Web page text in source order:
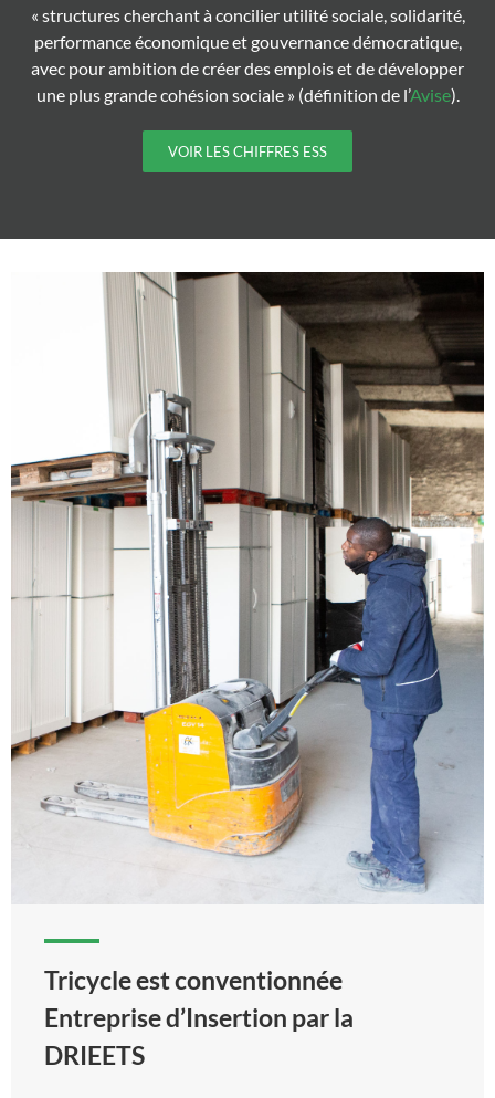
« structures cherchant à concilier utilité sociale, solidarité,
performance économique et gouvernance démocratique,
avec pour ambition de créer des emplois et de développer
une plus grande cohésion sociale » (définition de l’Avise).
VOIR LES CHIFFRES ESS
Tricycle est conventionnée
Entreprise d’Insertion par la
DRIEETS